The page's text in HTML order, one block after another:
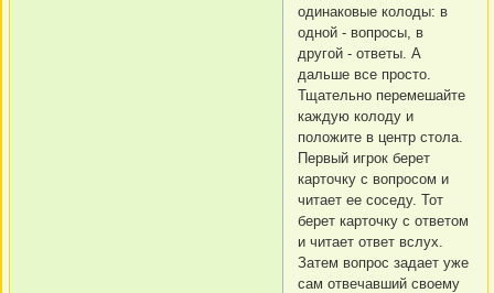
одинаковые колоды: в
одной - вопросы, в
другой - ответы. А
дальше все просто.
Тщательно перемешайте
каждую колоду и
положите в центр стола.
Первый игрок берет
карточку с вопросом и
читает ее соседу. Тот
берет карточку с ответом
и читает ответ вслух.
Затем вопрос задает уже
сам отвечавший своему